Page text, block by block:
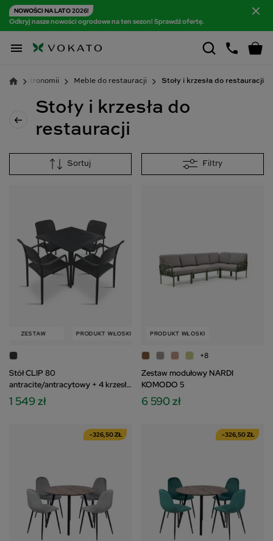
NOWOŚCI NA LATO 2026!
Odkryj nasze nowości ogrodowe na ten sezon! Sprawdź ofertę.

do gastronomii Meble do restauracji Stoły i krzesła do restauracji
Stoły i krzesła do
restauracji
Sortuj Filtry
ZESTAW PRODUKT WŁOSKI ZESTAW
Stół CLIP 80
antracite/antracytowy + 4 krzesła
BORA antracite/antracytowy
1 549 zł
PRODUKT WŁOSKI
+8
Zestaw modułowy NARDI
KOMODO 5
6 590 zł
-326,50 ZŁ -326,50 ZŁ